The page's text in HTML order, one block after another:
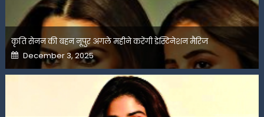
कृति सेनन की बहन नूपुर अगले महीने करेंगी डेस्टिनेशन मैरिज
Posted
on
December 3, 2025